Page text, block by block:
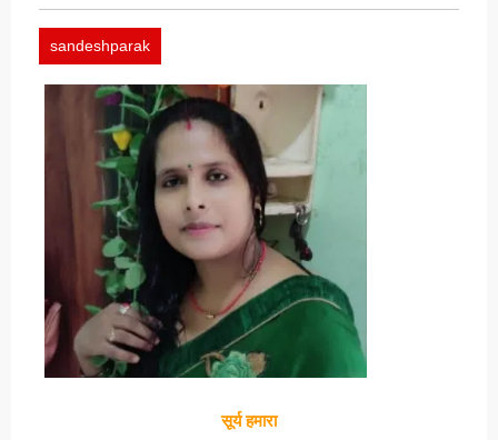
sandeshparak
सूर्य हमारा